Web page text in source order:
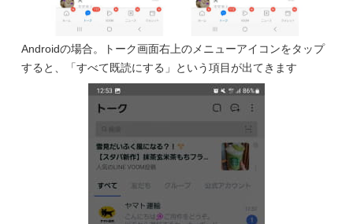
Androidの場合。トーク画面右上のメニューアイコンをタップ
すると、「すべて既読にする」という項目が出てきます